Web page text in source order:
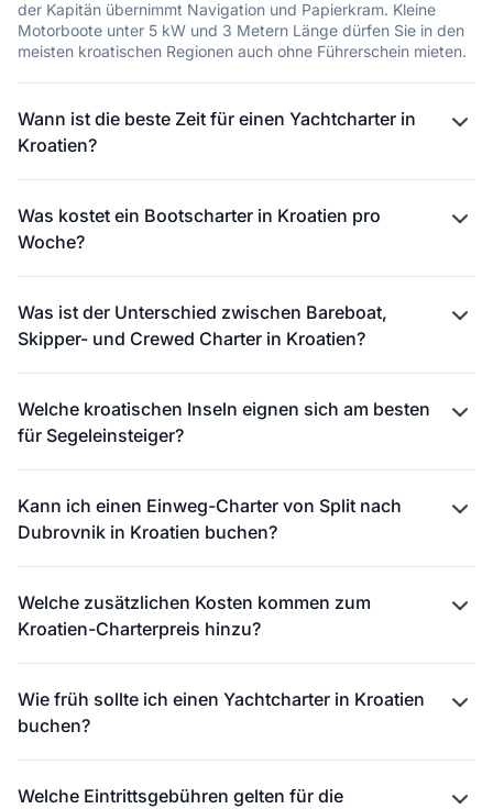
•Das Gebiet um Split eignet sich ideal für Inselhopping mit
mittlerer Schwierigkeit
der Kapitän übernimmt Navigation und Papierkram. Kleine
Motorboote unter 5 kW und 3 Metern Länge dürfen Sie in den
meisten kroatischen Regionen auch ohne Führerschein mieten.
Wann ist die beste Zeit für einen Yachtcharter in
Kroatien?
Was kostet ein Bootscharter in Kroatien pro
Woche?
Was ist der Unterschied zwischen Bareboat,
Skipper- und Crewed Charter in Kroatien?
Welche kroatischen Inseln eignen sich am besten
für Segeleinsteiger?
Kann ich einen Einweg-Charter von Split nach
Dubrovnik in Kroatien buchen?
Welche zusätzlichen Kosten kommen zum
Kroatien-Charterpreis hinzu?
Wie früh sollte ich einen Yachtcharter in Kroatien
buchen?
Welche Eintrittsgebühren gelten für die